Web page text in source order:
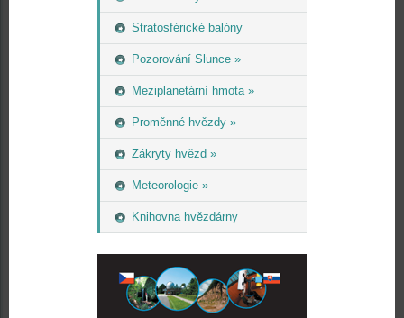
Stratosférické balóny
Pozorování Slunce »
Meziplanetární hmota »
Proměnné hvězdy »
Zákryty hvězd »
Meteorologie »
Knihovna hvězdárny